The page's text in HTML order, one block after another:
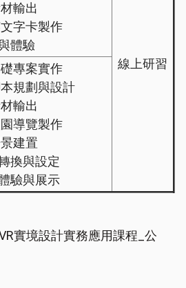
線上研習
輸出
字卡製作
體驗
專案實作
規劃與設計
輸出
導覽製作
建置
換與設定
驗與展示
實境設計實務應用課程_公